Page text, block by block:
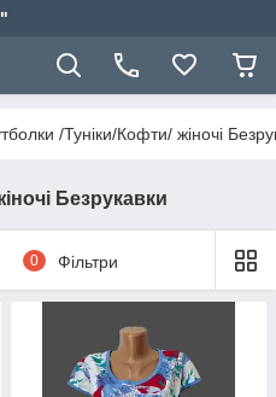
/Туніки/Кофти/ жіночі
Безрукавки
0 Фільтри